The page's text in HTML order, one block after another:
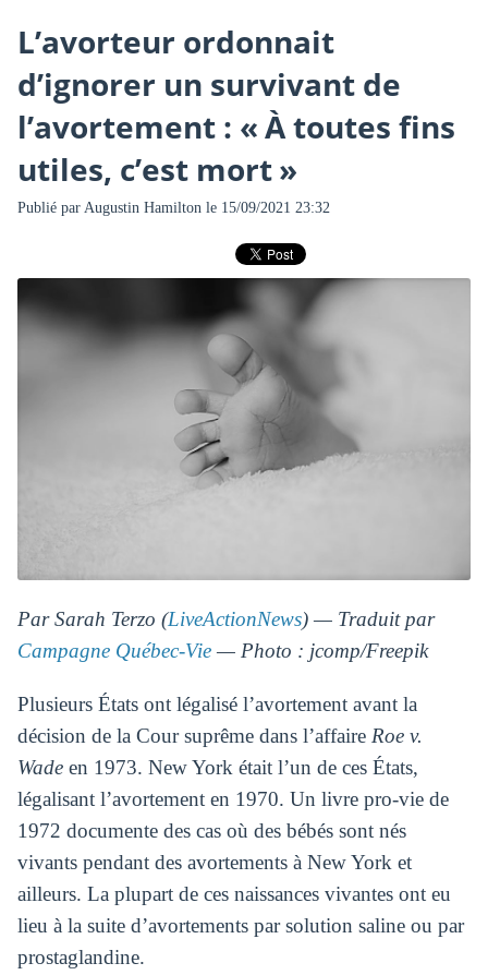
L’avorteur ordonnait
d’ignorer un survivant de
l’avortement : « À toutes fins
utiles, c’est mort »
Publié par Augustin Hamilton le 15/09/2021 23:32
Par Sarah Terzo (LiveActionNews) — Traduit par
Campagne Québec-Vie— Photo : jcomp/Freepik
Plusieurs États ont légalisé l’avortement avant la
décision de la Cour suprême dans l’affaire Roe v.
Wadeen 1973. New York était l’un de ces États,
légalisant l’avortement en 1970. Un livre pro-vie de
1972 documente des cas où des bébés sont nés
vivants pendant des avortements à New York et
ailleurs. La plupart de ces naissances vivantes ont eu
lieu à la suite d’avortements par solution saline ou par
prostaglandine.